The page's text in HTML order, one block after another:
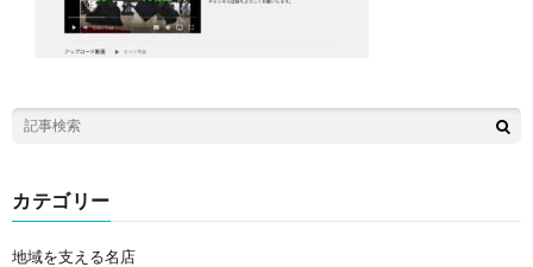
カテゴリー
地域を支える名店